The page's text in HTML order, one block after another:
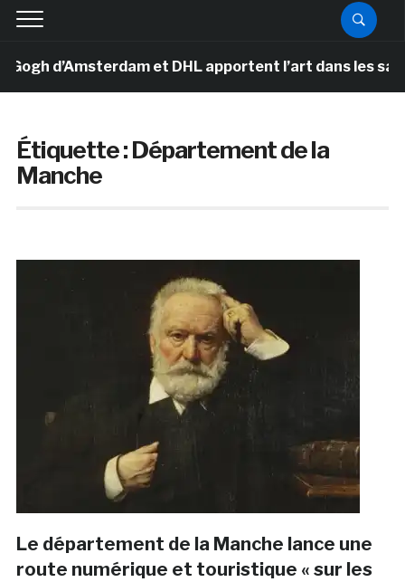
d’Amsterdam et DHL apportent l’art dans les salles
Étiquette :Département de la
Manche
Le département de la Manche lance une
route numérique et touristique « sur les